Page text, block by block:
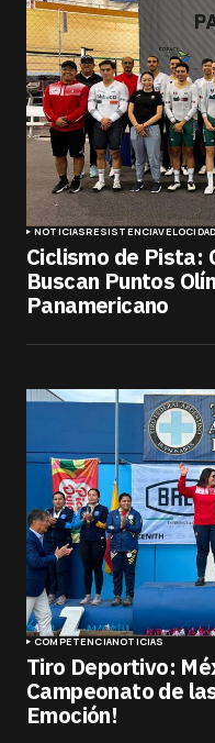
NOTICIASRESISTENCIA
Ciclismo de Pista:
Buscan Puntos
Panamericano
COMPETENCIANOTICIAS
Tiro Deportivo:
Campeonato de
Emoción!